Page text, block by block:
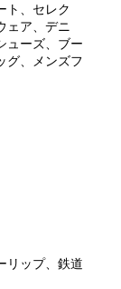
ト、セレク
ェア、デニ
ューズ、ブー
グ、メンズフ
リップ、鉄道